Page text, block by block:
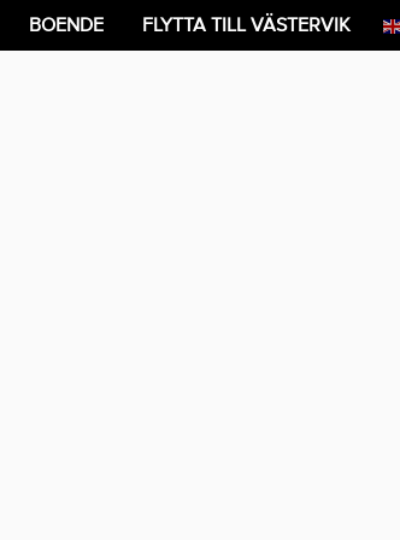
BOENDE FLYTTA TILL VÄSTERVIK